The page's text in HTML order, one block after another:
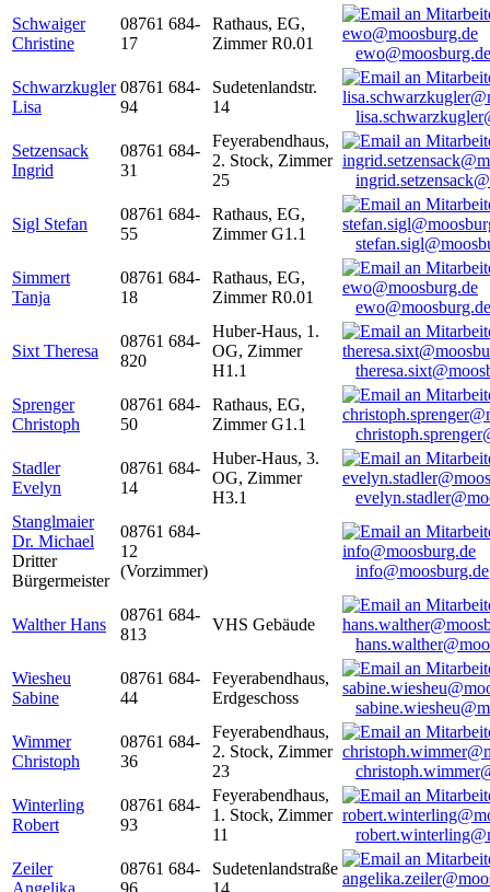
Schwaiger
Christine
08761 684-
17
Rathaus, EG,
Zimmer R0.01
ewo@moosburg.de
Schwarzkugler
Lisa
08761 684-
94
Sudetenlandstr.
14
Setzensack
Ingrid
08761 684-
31
Feyerabendhaus,
2. Stock, Zimmer
25
Sigl Stefan
08761 684-
55
Rathaus, EG,
Zimmer G1.1
Simmert
Tanja
08761 684-
18
Rathaus, EG,
Zimmer R0.01
ewo@moosburg.de
Sixt Theresa
08761 684-
820
Huber-Haus, 1.
OG, Zimmer
H1.1
Sprenger
Christoph
08761 684-
50
Rathaus, EG,
Zimmer G1.1
Stadler
Evelyn
08761 684-
14
Huber-Haus, 3.
OG, Zimmer
H3.1
Stanglmaier
Dr. Michael
Dritter
Bürgermeister
08761 684-
12
(Vorzimmer)
info@moosburg.de
Walther Hans
08761 684-
813
VHS Gebäude
Wiesheu
Sabine
08761 684-
44
Feyerabendhaus,
Erdgeschoss
Wimmer
Christoph
08761 684-
36
Feyerabendhaus,
2. Stock, Zimmer
23
Winterling
Robert
08761 684-
93
Feyerabendhaus,
1. Stock, Zimmer
11
Zeiler
Angelika
08761 684-
96
Sudetenlandstraße
14